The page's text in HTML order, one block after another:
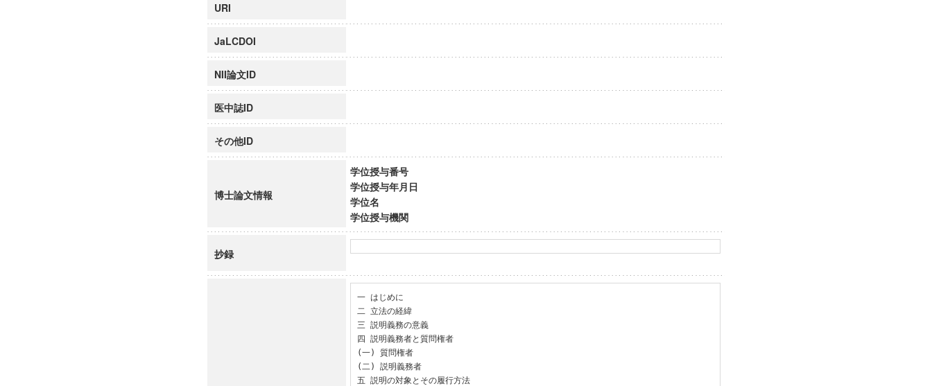
URI
JaLCDOI
NII論文ID
医中誌ID
その他ID
博士論文情報
学位授与番号
学位授与年月日
学位名
学位授与機関
抄録
一 はじめに
二 立法の経緯
三 説明義務の意義
四 説明義務者と質問権者
(一) 質問権者
(二) 説明義務者
五 説明の対象とその履行方法